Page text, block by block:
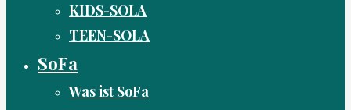
KIDS-SOLA
TEEN-SOLA
SoFa
Was ist SoFa